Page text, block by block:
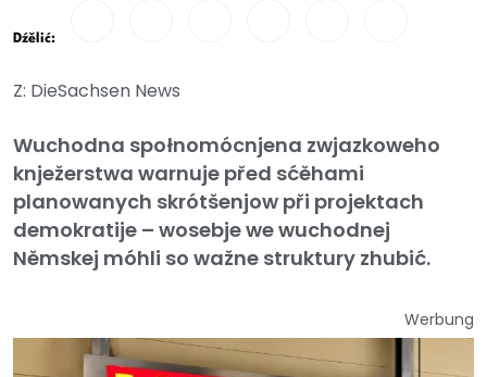
Dźělić:
Z: DieSachsen News
Wuchodna społnomócnjena zwjazkoweho
knježerstwa warnuje před sćěhami
planowanych skrótšenjow při projektach
demokratije – wosebje we wuchodnej
Němskej móhli so wažne struktury zhubić.
Werbung